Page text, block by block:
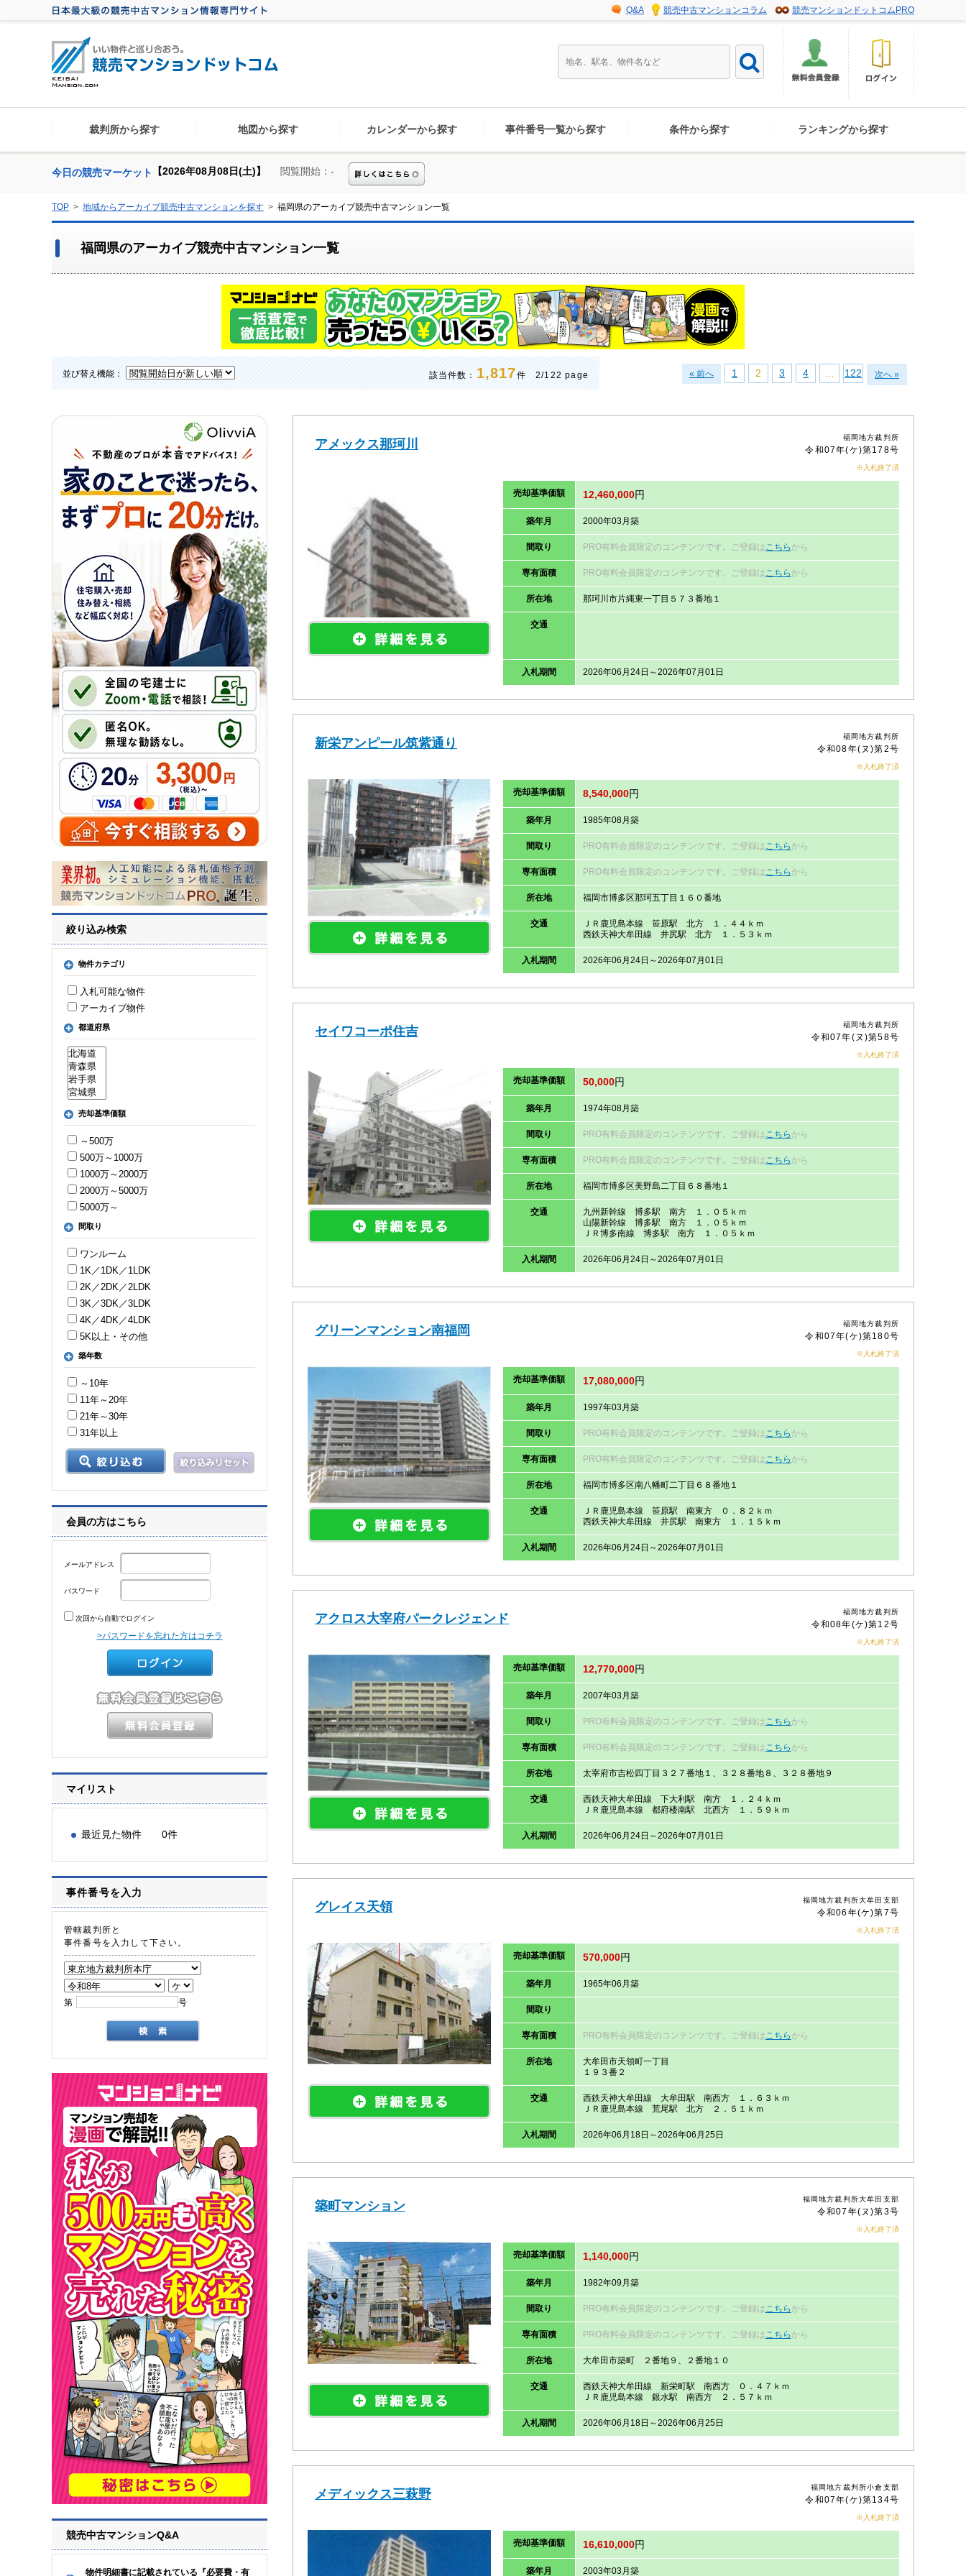
競売マンションドットコムPRO
競売中古マンションコラム
Q&A
裁判所から探す 地図から探す カレンダーから探す 事件番号一覧から探す 条件から探す ランキングから探す
今日の競売マーケット 【2026年08月08日(土)】 閲覧開始：-
TOP 地域からアーカイブ競売中古マンションを探す 福岡県のアーカイブ競売中古マンション一覧
福岡県のアーカイブ競売中古マンション一覧
該当件数： 1,817件 2/122 page
並び替え機能： « 前へ 1 2 3 4 122 次へ »
絞り込み検索
物件カテゴリ
入札可能な物件
アーカイブ物件
都道府県
売却基準価額
～500万
500万～1000万
1000万～2000万
2000万～5000万
5000万～
間取り
ワンルーム
1K／1DK／1LDK
2K／2DK／2LDK
3K／3DK／3LDK
4K／4DK／4LDK
5K以上・その他
築年数
～10年
11年～20年
21年～30年
31年以上
会員の方はこちら
メールアドレス
パスワード
次回から自動でログイン
>パスワードを忘れた方はコチラ
マイリスト
最近見た物件 0件
事件番号を入力
管轄裁判所と
事件番号を入力して下さい。
第 号
競売中古マンションQ&A
物件明細書に記載されている『必要費・有
アメックス那珂川 福岡地方裁判所
令和07年(ケ)第178号
※入札終了済
売却基準価額 12,460,000円
築年月 2000年03月築
間取り PRO有料会員限定のコンテンツです。ご登録はこちら から
専有面積 PRO有料会員限定のコンテンツです。ご登録はこちら から
所在地 那珂川市片縄東一丁目５７３番地１
交通
入札期間 2026年06月24日～2026年07月01日
新栄アンピール筑紫通り 福岡地方裁判所
令和08年(ヌ)第2号
※入札終了済
売却基準価額 8,540,000円
築年月 1985年08月築
間取り PRO有料会員限定のコンテンツです。ご登録はこちら から
専有面積 PRO有料会員限定のコンテンツです。ご登録はこちら から
所在地 福岡市博多区那珂五丁目１６０番地
交通
ＪＲ鹿児島本線 笹原駅 北方 １．４４ｋｍ
西鉄天神大牟田線 井尻駅 北方 １．５３ｋｍ
入札期間 2026年06月24日～2026年07月01日
セイワコーポ住吉 福岡地方裁判所
令和07年(ヌ)第58号
※入札終了済
売却基準価額 50,000円
築年月 1974年08月築
間取り PRO有料会員限定のコンテンツです。ご登録はこちら から
専有面積 PRO有料会員限定のコンテンツです。ご登録はこちら から
所在地 福岡市博多区美野島二丁目６８番地１
交通
九州新幹線 博多駅 南方 １．０５ｋｍ
山陽新幹線 博多駅 南方 １．０５ｋｍ
ＪＲ博多南線 博多駅 南方 １．０５ｋｍ
入札期間 2026年06月24日～2026年07月01日
グリーンマンション南福岡 福岡地方裁判所
令和07年(ケ)第180号
※入札終了済
売却基準価額 17,080,000円
築年月 1997年03月築
間取り PRO有料会員限定のコンテンツです。ご登録はこちら から
専有面積 PRO有料会員限定のコンテンツです。ご登録はこちら から
所在地 福岡市博多区南八幡町二丁目６８番地１
交通
ＪＲ鹿児島本線 笹原駅 南東方 ０．８２ｋｍ
西鉄天神大牟田線 井尻駅 南東方 １．１５ｋｍ
入札期間 2026年06月24日～2026年07月01日
アクロス大宰府パークレジェンド 福岡地方裁判所
令和08年(ケ)第12号
※入札終了済
売却基準価額 12,770,000円
築年月 2007年03月築
間取り PRO有料会員限定のコンテンツです。ご登録はこちら から
専有面積 PRO有料会員限定のコンテンツです。ご登録はこちら から
所在地 太宰府市吉松四丁目３２７番地１、３２８番地８、３２８番地９
交通
西鉄天神大牟田線 下大利駅 南方 １．２４ｋｍ
ＪＲ鹿児島本線 都府楼南駅 北西方 １．５９ｋｍ
入札期間 2026年06月24日～2026年07月01日
グレイス天領 福岡地方裁判所大牟田支部
令和06年(ケ)第7号
※入札終了済
売却基準価額 570,000円
築年月 1965年06月築
間取り
専有面積 PRO有料会員限定のコンテンツです。ご登録はこちら から
所在地
大牟田市天領町一丁目
１９３番２
交通
西鉄天神大牟田線 大牟田駅 南西方 １．６３ｋｍ
ＪＲ鹿児島本線 荒尾駅 北方 ２．５１ｋｍ
入札期間 2026年06月18日～2026年06月25日
築町マンション 福岡地方裁判所大牟田支部
令和07年(ヌ)第3号
※入札終了済
売却基準価額 1,140,000円
築年月 1982年09月築
間取り PRO有料会員限定のコンテンツです。ご登録はこちら から
専有面積 PRO有料会員限定のコンテンツです。ご登録はこちら から
所在地 大牟田市築町 ２番地９、２番地１０
交通
西鉄天神大牟田線 新栄町駅 南西方 ０．４７ｋｍ
ＪＲ鹿児島本線 銀水駅 南西方 ２．５７ｋｍ
入札期間 2026年06月18日～2026年06月25日
メディックス三萩野 福岡地方裁判所小倉支部
令和07年(ケ)第134号
※入札終了済
売却基準価額 16,610,000円
築年月 2003年03月築